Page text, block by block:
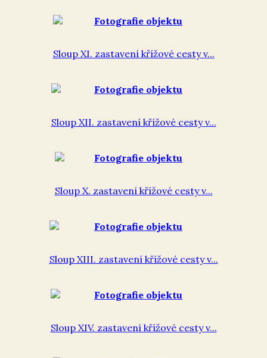
Sloup XI. zastavení křížové cesty v...
Sloup XII. zastavení křížové cesty v...
Sloup X. zastavení křížové cesty v...
Sloup XIII. zastavení křížové cesty v...
Sloup XIV. zastavení křížové cesty v...